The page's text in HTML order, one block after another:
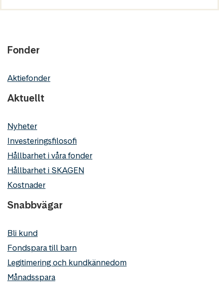
Fonder
Aktiefonder
Aktuellt
Nyheter
Investeringsfilosofi
Hållbarhet i våra fonder
Hållbarhet i SKAGEN
Kostnader
Snabbvägar
Bli kund
Fondspara till barn
Legitimering och kundkännedom
Månadsspara